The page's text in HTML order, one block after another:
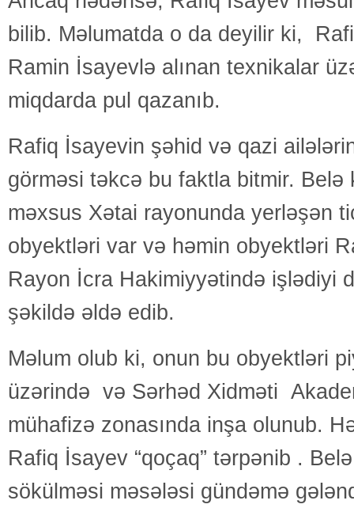
bilib. Məlumatda o da deyilir ki,
Ramin İsayevlə alınan texnikalar
miqdarda pul qazanıb.
Rafiq İsayevin şəhid və qazi
görməsi təkcə bu faktla bitmir. Belə
məxsus Xətai rayonunda yerləşən
obyektləri var və həmin obyektləri
Rayon İcra Hakimiyyətində işlədiyi
şəkildə əldə edib.
Məlum olub ki, onun bu obyektləri
üzərində və Sərhəd Xidməti
mühafizə zonasında inşa olunub.
Rafiq İsayev “qoçaq” tərpənib .
sökülməsi məsələsi gündəmə